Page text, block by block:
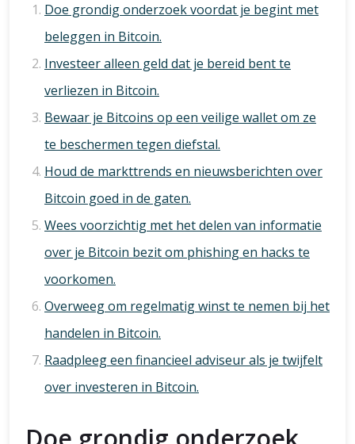
Doe grondig onderzoek voordat je begint met
beleggen in Bitcoin.
Investeer alleen geld dat je bereid bent te
verliezen in Bitcoin.
Bewaar je Bitcoins op een veilige wallet om ze
te beschermen tegen diefstal.
Houd de markttrends en nieuwsberichten over
Bitcoin goed in de gaten.
Wees voorzichtig met het delen van informatie
over je Bitcoin bezit om phishing en hacks te
voorkomen.
Overweeg om regelmatig winst te nemen bij het
handelen in Bitcoin.
Raadpleeg een financieel adviseur als je twijfelt
over investeren in Bitcoin.